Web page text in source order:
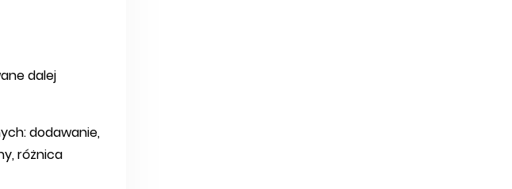
dalej
dodawanie,
różnica